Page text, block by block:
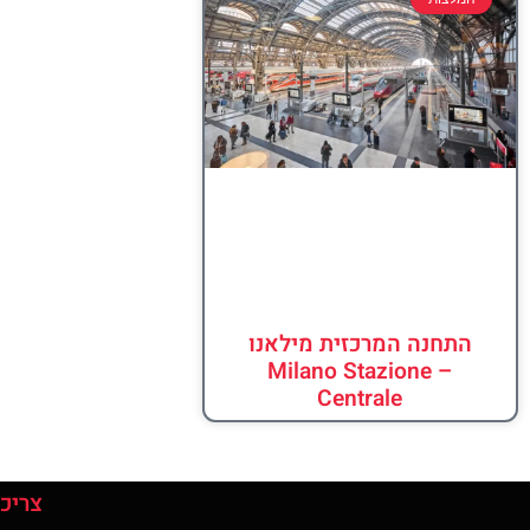
התחנה המרכזית מילאנו
– Milano Stazione
Centrale